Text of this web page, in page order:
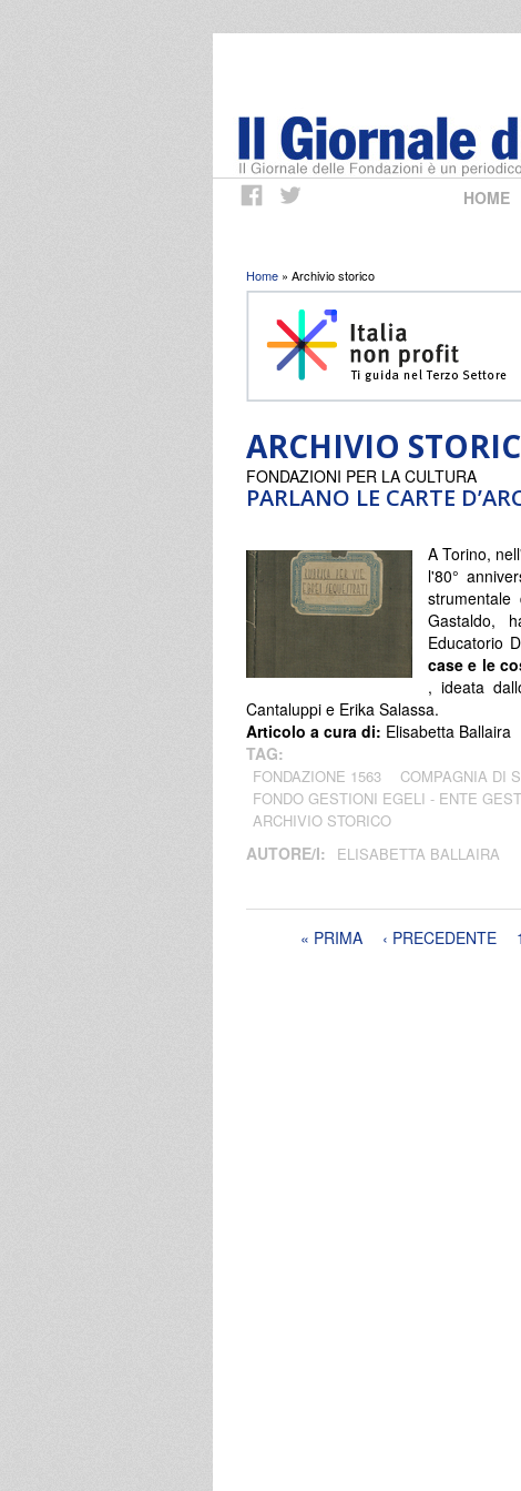
HOME
Tu sei qui
Home » Archivio storico
ARCHIVIO
PARLANO LE CARTE
FONDAZIONI PER LA CULTURA
A Torino,
l'80°
Gastaldo,
Educatorio
case e le
, ideata
Cantaluppi e Erika Salassa.
Articolo a cura di: Elisabetta Ballaira
TAG:
FONDAZIONE 1563 COMPAGNIA DI
FONDO GESTIONI EGELI - ENTE
ARCHIVIO STORICO
AUTORE/I: ELISABETTA BALLAIRA
Pagine« PRIMA ‹ PRECEDENTE 1